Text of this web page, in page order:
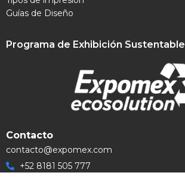
Guías de Diseño
Programa de Exhibición Sustentable
Contacto
contacto@expomex.com
+52 8181 505 777